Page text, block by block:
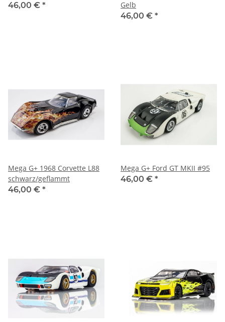
46,00 € *
Gelb
46,00 € *
Mega G+ 1968 Corvette L88
schwarz/geflammt
46,00 € *
Mega G+ Ford GT MKII #95
46,00 € *